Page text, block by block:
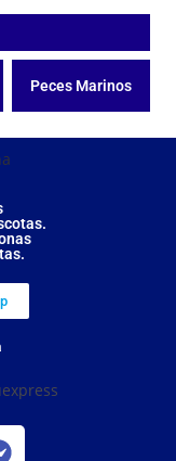
Peces Marinos